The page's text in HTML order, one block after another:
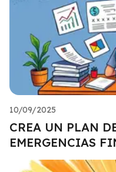
10/09/2025
CREA UN PLAN
EMERGENCIAS